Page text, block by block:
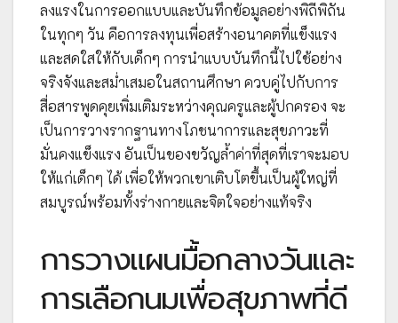
ลงแรงในการออกแบบและบันทึกข้อมูลอย่างพิถีพิถัน
ในทุกๆ วัน คือการลงทุนเพื่อสร้างอนาคตที่แข็งแรง
และสดใสให้กับเด็กๆ การนำแบบบันทึกนี้ไปใช้อย่าง
จริงจังและสม่ำเสมอในสถานศึกษา ควบคู่ไปกับการ
สื่อสารพูดคุยเพิ่มเติมระหว่างคุณครูและผู้ปกครอง จะ
เป็นการวางรากฐานทางโภชนาการและสุขภาวะที่
มั่นคงแข็งแรง อันเป็นของขวัญล้ำค่าที่สุดที่เราจะมอบ
ให้แก่เด็กๆ ได้ เพื่อให้พวกเขาเติบโตขึ้นเป็นผู้ใหญ่ที่
สมบูรณ์พร้อมทั้งร่างกายและจิตใจอย่างแท้จริง
การวางแผนมื้อกลางวันและ
การเลือกนมเพื่อสุขภาพที่ดี